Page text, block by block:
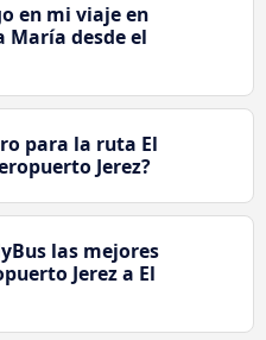
en mi viaje en
María desde el
para la ruta El
Jerez?
las mejores
Jerez a El